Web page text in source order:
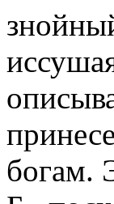
богам.